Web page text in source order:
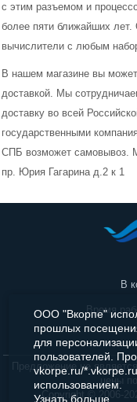
с этим разъемом и
более пяти ближайших
вычислители с любым
В нашем магазине вы
доставкой. Мы
доставку во всей
государственными
СПБ возможет самовывоз.
пр. Юрия Гагарина д.2 к 1
В
Время
Предложение не
цены
Copyright © 2006-
Блоки питания
Корпуса
Приводы
Контроллеры
Аксессуары для HDD
ООО "Вкорпе"
прошлых
для
пользователей.
vkorpe.ru/
использованием.
Узнать больше